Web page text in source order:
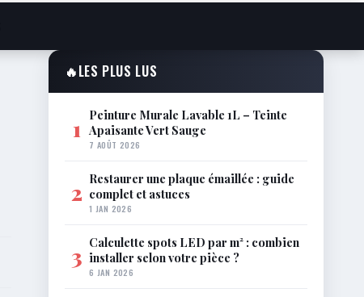
🔥LES PLUS LUS
1 Peinture Murale Lavable 1L – Teinte
Apaisante Vert Sauge
7 AOÛT 2026
2 Restaurer une plaque émaillée : guide
complet et astuces
1 JAN 2026
3 Calculette spots LED par m² : combien
installer selon votre pièce ?
6 JAN 2026